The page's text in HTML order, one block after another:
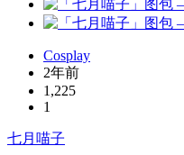
Cosplay
2年前
1,225
1
七月喵子